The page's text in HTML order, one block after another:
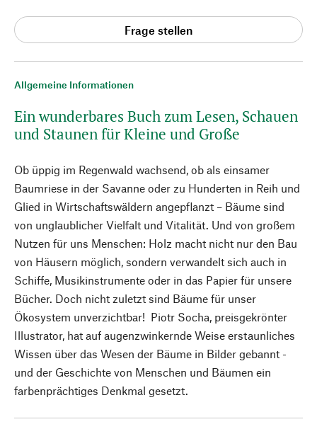
Allgemeine Informationen
Ein wunderbares Buch zum Lesen, Schauen
und Staunen für Kleine und Große
Ob üppig im Regenwald wachsend, ob als einsamer
Baumriese in der Savanne oder zu Hunderten in Reih und
Glied in Wirtschaftswäldern angepflanzt – Bäume sind
von unglaublicher Vielfalt und Vitalität. Und von großem
Nutzen für uns Menschen: Holz macht nicht nur den Bau
von Häusern möglich, sondern verwandelt sich auch in
Schiffe, Musikinstrumente oder in das Papier für unsere
Bücher. Doch nicht zuletzt sind Bäume für unser
Ökosystem unverzichtbar! Piotr Socha, preisgekrönter
Illustrator, hat auf augenzwinkernde Weise erstaunliches
Wissen über das Wesen der Bäume in Bilder gebannt -
und der Geschichte von Menschen und Bäumen ein
farbenprächtiges Denkmal gesetzt.
Frage stellen